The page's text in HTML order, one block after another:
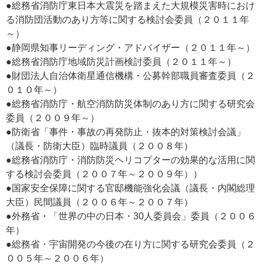
●総務省消防庁東日本大震災を踏まえた大規模災害時におけ
る消防団活動のあり方等に関する検討会委員（２０１１年
～）
●静岡県知事リーディング・アドバイザー（２０１１年～）
●総務省消防庁地域防災計画検討委員（２０１１年～）
●財団法人自治体衛星通信機構・公募幹部職員審査委員（２
０１０年～）
●総務省消防庁・航空消防防災体制のあり方に関する研究会
委員（２００９年～）
●防衛省「事件・事故の再発防止・抜本的対策検討会議」
（議長・防衛大臣）臨時議員（２００８年）
●総務省消防庁・消防防災ヘリコプターの効果的な活用に関
する検討会委員（２００７年～２００９年））
●国家安全保障に関する官邸機能強化会議（議長・内閣総理
大臣）民間議員（２００６年～２００７年）
●外務省・「世界の中の日本・30人委員会」委員（２００６
年）
●総務省・宇宙開発の今後の在り方に関する研究会委員（２
００５年～２００６年）